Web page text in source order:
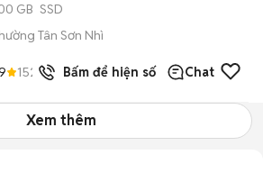
GB SSD
Tân Sơn Nhì
152 đã bánBấm để hiện số Chat
Xem thêm